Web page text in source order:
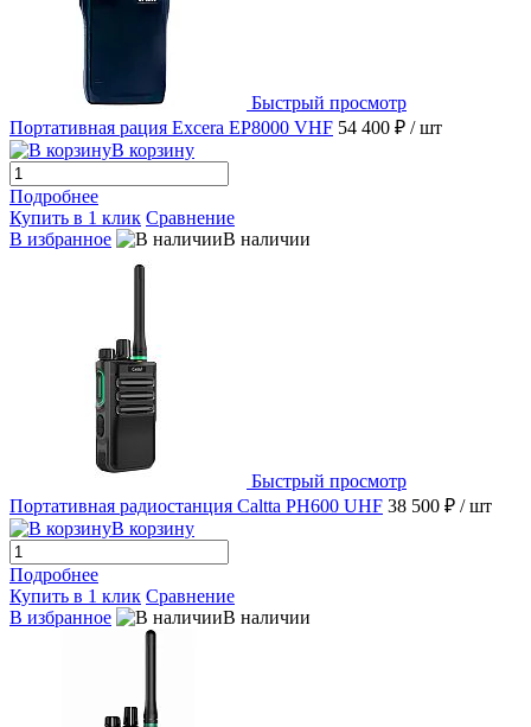
Быстрый просмотр
Портативная рация Excera EP8000 VHF 54 400 ₽ / шт
В корзину
Подробнее
Купить в 1 клик Сравнение
В избранное
В наличии
Быстрый просмотр
Портативная радиостанция Caltta PH600 UHF 38 500 ₽ / шт
В корзину
Подробнее
Купить в 1 клик Сравнение
В избранное
В наличии